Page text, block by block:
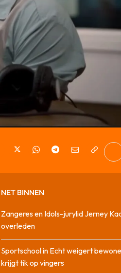
NET BINNEN
Zangeres en Idols-jurylid Jerney
overleden
Sportschool in Echt weigert
krijgt tik op vingers